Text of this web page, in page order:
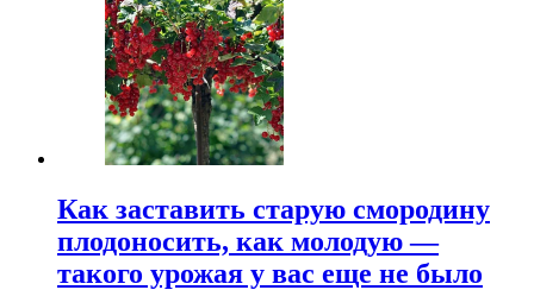
Как заставить старую смородину
плодоносить, как молодую —
такого урожая у вас еще не было